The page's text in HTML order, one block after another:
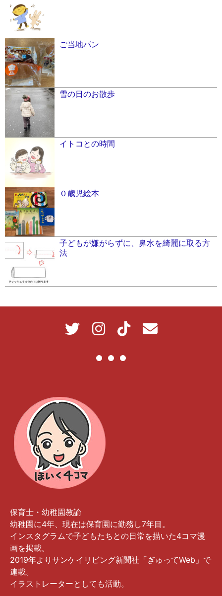
ご当地パン
雪の日のお散歩
イトコとの時間
０歳児絵本
子どもが嫌がらずに、鼻水を綺麗に取る方
法
保育士・幼稚園教諭
幼稚園に4年、現在は保育園に勤務し7年目。
インスタグラムで子どもたちとの日常を描いた4コマ漫
画を掲載。
2019年よりサンケイリビング新聞社「ぎゅってWeb」で
連載。
イラストレーターとしても活動。